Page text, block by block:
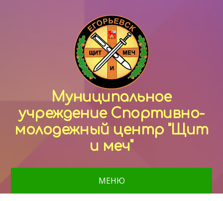
Муниципальное
учреждение Спортивно-
молодежный центр "Щит
и меч"
МЕНЮ